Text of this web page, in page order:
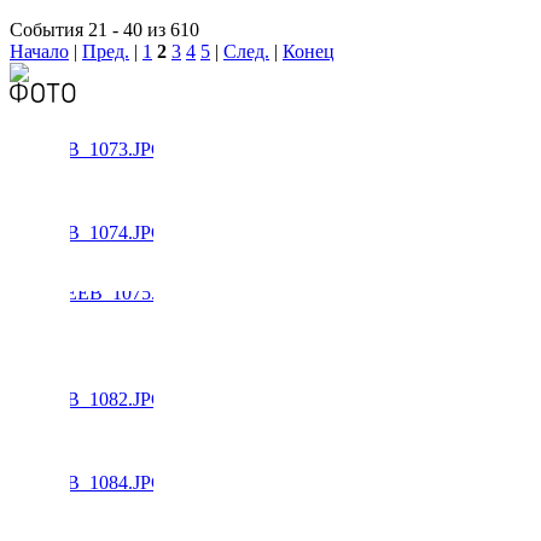
События 21 - 40 из 610
Начало | Пред. | 1 2 3 4 5 | След. | Конец